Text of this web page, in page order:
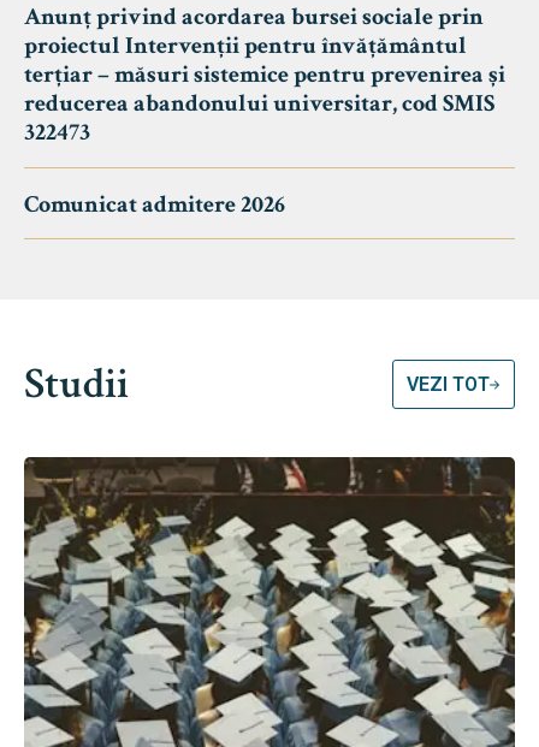
Anunț privind acordarea bursei sociale prin
proiectul Intervenții pentru învățământul
terțiar – măsuri sistemice pentru prevenirea și
reducerea abandonului universitar, cod SMIS
322473
Comunicat admitere 2026
Studii VEZI TOT